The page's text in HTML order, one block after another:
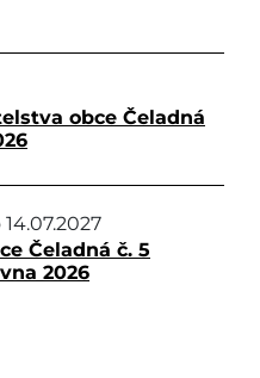
obce Čeladná
14.07.2027
Čeladná č. 5
2026